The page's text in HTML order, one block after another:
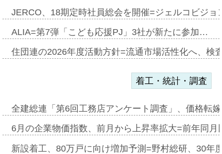
JERCO、18期定時社員総会を開催=ジェルコビジ
ALIA=第7弾「こども応援PJ」3社が新たに参加…
住団連の2026年度活動方針=流通市場活性化へ、検
着工・統計・調査
全建総連「第6回工務店アンケート調査」、価格転
6月の企業物価指数、前月から上昇率拡大=前年同
新設着工、80万戸に向け増加予測=野村総研、30年